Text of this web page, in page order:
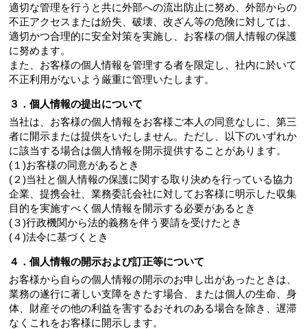
適切な管理を行うと共に外部への流出防止に努め、外部からの
不正アクセスまたは紛失、破壊、改ざん等の危険に対しては、
適切かつ合理的に安全対策を実施し、お客様の個人情報の保護
に努めます。
また、お客様の個人情報を管理する者を限定し、社内に於いて
不正利用がないよう厳重に管理いたします。
３．個人情報の提出について
当社は、お客様の個人情報をお客様ご本人の同意なしに、第三
者に開示または提供をいたしません。ただし、以下のいずれか
に該当する場合は個人情報を開示提供することがあります。
(１)お客様の同意があるとき
(２)当社と個人情報の保護に関する取り決めを行っている協力
企業、提携会社、業務委託会社に対してお客様に明示した収集
目的を実施すべく個人情報を開示する必要があるとき
(３)行政機関から法的義務を伴う要請を受けたとき
(４)法令に基づくとき
４．個人情報の開示および訂正等について
お客様から自らの個人情報の開示のお申し出があったときは、
業務の遂行に著しい支障をきたす場合、または個人の生命、身
体、財産その他の利益を害するおそれのある場合を除き、遅滞
なくこれをお客様に開示します。